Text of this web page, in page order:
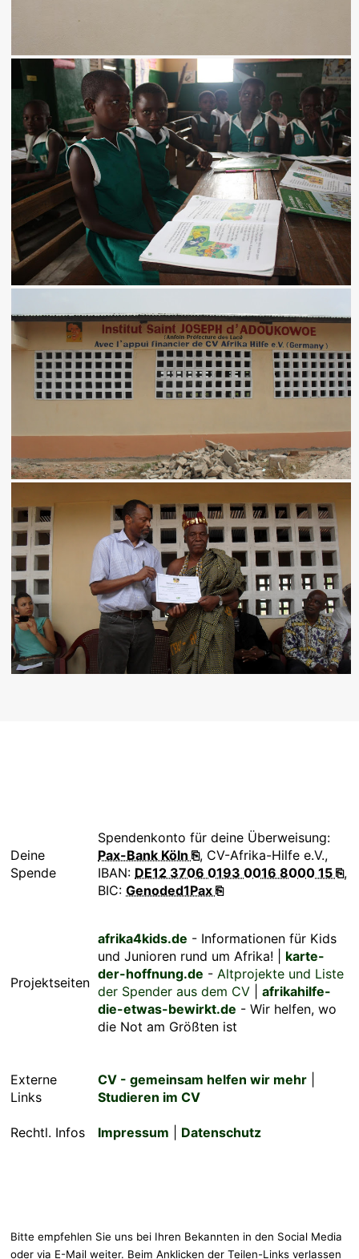
Deine
Spende
Spendenkonto für deine Überweisung:
Pax-Bank Köln ⎘, CV-Afrika-Hilfe e.V.,
IBAN: DE12 3706 0193 0016 8000 15 ⎘,
BIC: Genoded1Pax ⎘
Projektseiten
afrika4kids.de - Informationen für Kids
und Junioren rund um Afrika! | karte-
der-hoffnung.de - Altprojekte und Liste
der Spender aus dem CV
afrikahilfe-
die-etwas-bewirkt.de - Wir helfen, wo
die Not am Größten ist
Externe
Links
CV - gemeinsam helfen wir mehr
Studieren im CV
Rechtl. Infos Impressum Datenschutz
Bitte empfehlen Sie uns bei Ihren Bekannten in den Social Media
oder via E-Mail weiter. Beim Anklicken der Teilen-Links verlassen